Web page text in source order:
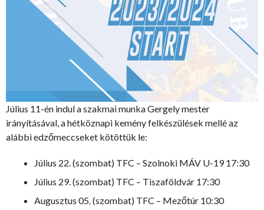
Július 11-én indul a szakmai munka Gergely mester
irányításával, a hétköznapi kemény felkészülések mellé az
alábbi edzőmeccseket kötöttük le:
Július 22. (szombat) TFC – Szolnoki MÁV U-19 17:30
Július 29. (szombat) TFC – Tiszaföldvár 17:30
Augusztus 05. (szombat) TFC – Mezőtúr 10:30